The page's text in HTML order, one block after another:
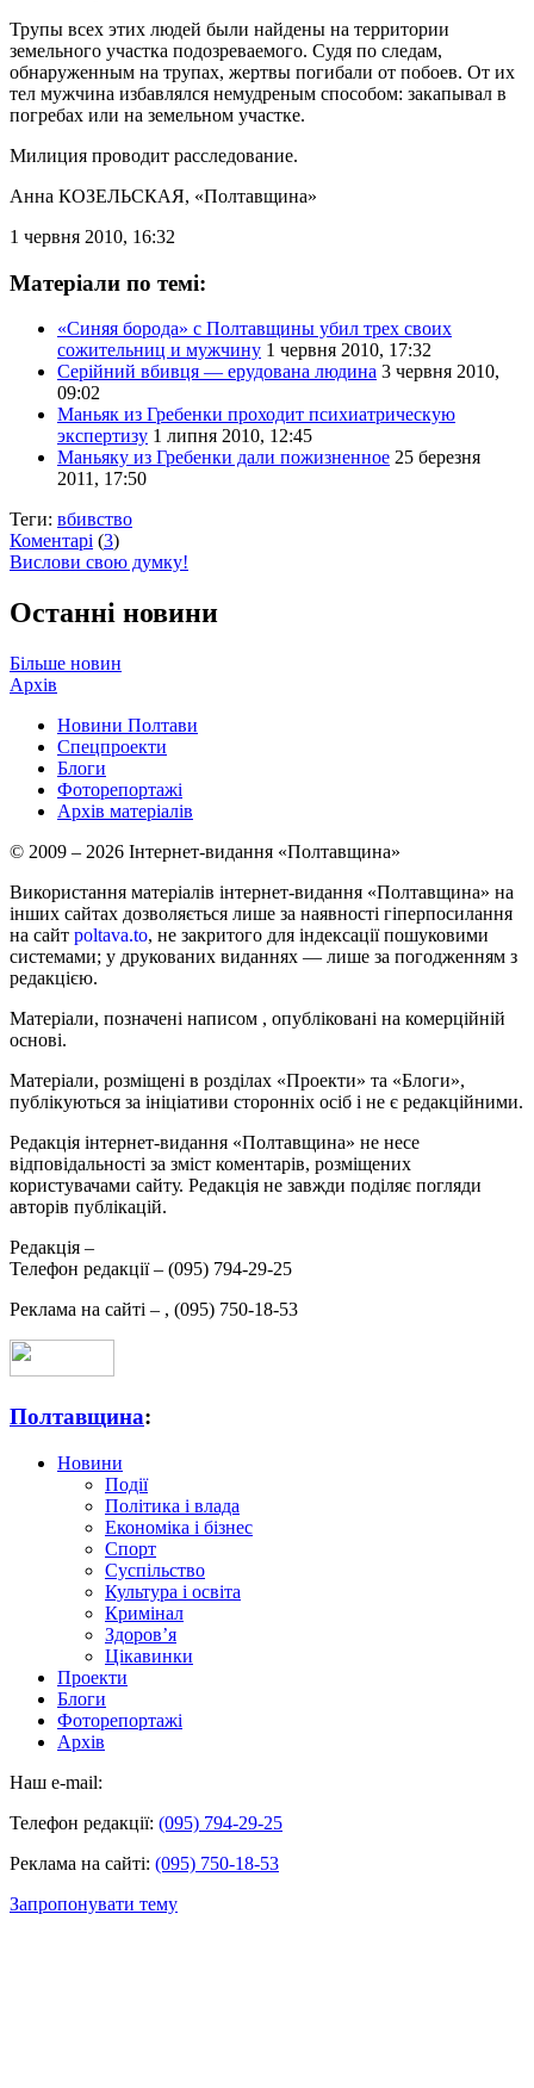
Трупы всех этих людей были найдены на территории
земельного участка подозреваемого. Судя по следам,
обнаруженным на трупах, жертвы погибали от побоев. От их
тел мужчина избавлялся немудреным способом: закапывал в
погребах или на земельном участке.
Милиция проводит расследование.
Анна КОЗЕЛЬСКАЯ, «Полтавщина»
1 червня 2010, 16:32
Матеріали по темі:
«Синяя борода» с Полтавщины убил трех своих
сожительниц и мужчину 1 червня 2010, 17:32
Серійний вбивця — ерудована людина 3 червня 2010,
09:02
Маньяк из Гребенки проходит психиатрическую
экспертизу 1 липня 2010, 12:45
Маньяку из Гребенки дали пожизненное 25 березня
2011, 17:50
Теги: вбивство
Коментарі (3)
Вислови свою думку!
Останні новини
Більше новин
Архів
Новини Полтави
Спецпроекти
Блоги
Фоторепортажі
Архів матеріалів
© 2009 – 2026 Інтернет-видання «Полтавщина»
Використання матеріалів інтернет-видання «Полтавщина» на
інших сайтах дозволяється лише за наявності гіперпосилання
на сайт poltava.to, не закритого для індексації пошуковими
системами; у друкованих виданнях — лише за погодженням з
редакцією.
Матеріали, позначені написом , опубліковані на комерційній
основі.
Матеріали, розміщені в розділах «Проекти» та «Блоги»,
публікуються за ініціативи сторонніх осіб і не є редакційними.
Редакція інтернет-видання «Полтавщина» не несе
відповідальності за зміст коментарів, розміщених
користувачами сайту. Редакція не завжди поділяє погляди
авторів публікацій.
Редакція –
Телефон редакції – (095) 794-29-25
Реклама на сайті – , (095) 750-18-53
Полтавщина:
Новини
Події
Політика і влада
Економіка і бізнес
Спорт
Суспільство
Культура і освіта
Кримінал
Здоров’я
Цікавинки
Проекти
Блоги
Фоторепортажі
Архів
Наш e-mail:
Телефон редакції: (095) 794-29-25
Реклама на сайті: (095) 750-18-53
Запропонувати тему